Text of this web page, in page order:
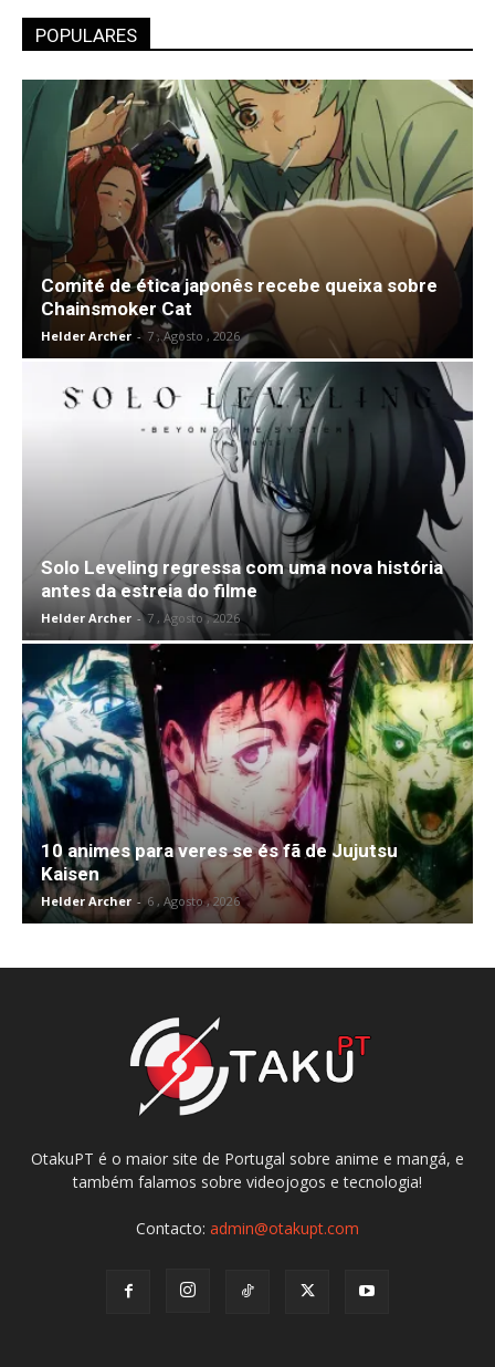
POPULARES
Comité de ética japonês recebe queixa sobre
Chainsmoker Cat
Helder Archer - 7 , Agosto , 2026
Solo Leveling regressa com uma nova história
antes da estreia do filme
Helder Archer - 7 , Agosto , 2026
10 animes para veres se és fã de Jujutsu
Kaisen
Helder Archer - 6 , Agosto , 2026
OtakuPT é o maior site de Portugal sobre anime e mangá, e
também falamos sobre videojogos e tecnologia!
Contacto: admin@otakupt.com